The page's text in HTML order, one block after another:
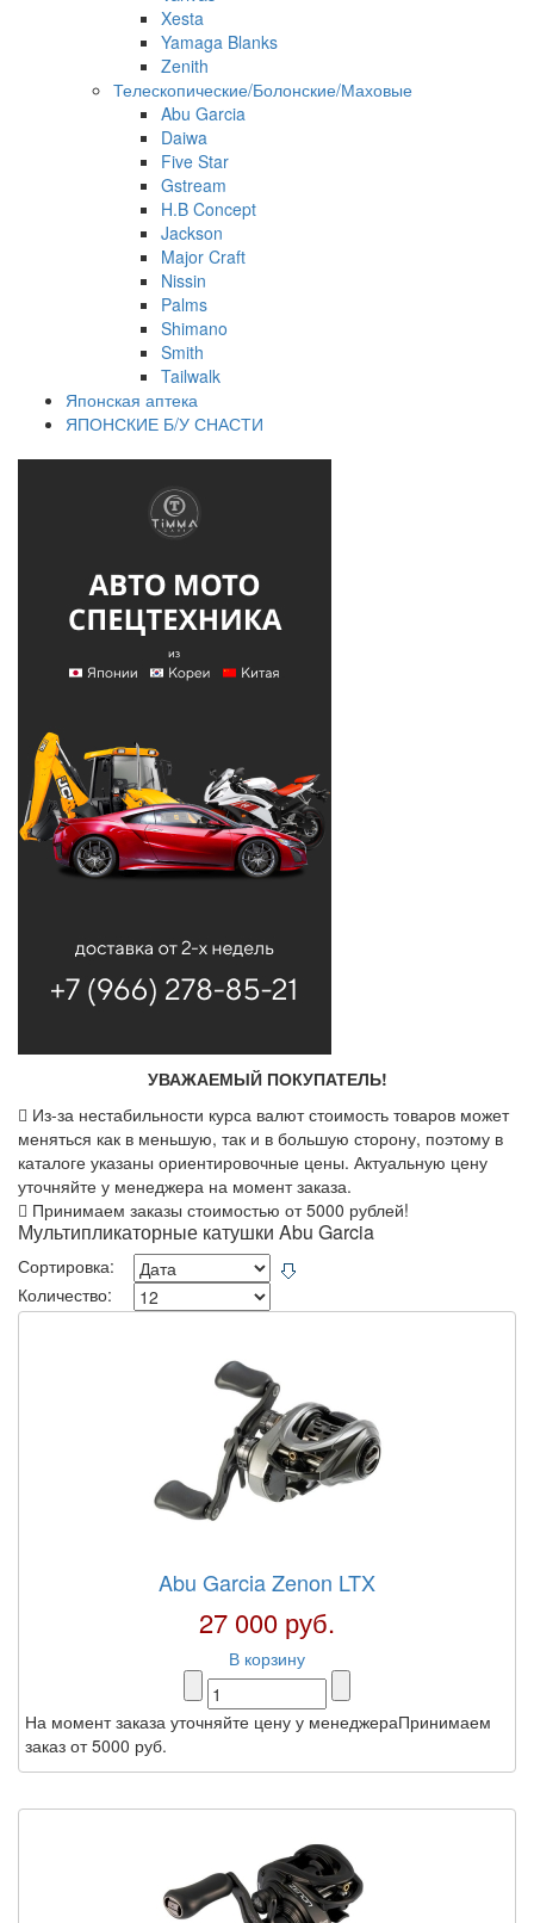
Xesta
Yamaga Blanks
Zenith
Телескопические/Болонские/Маховые
Abu Garcia
Daiwa
Five Star
Gstream
H.B Concept
Jackson
Major Craft
Nissin
Palms
Shimano
Smith
Tailwalk
Японская аптека
ЯПОНСКИЕ Б/У СНАСТИ
УВАЖАЕМЫЙ ПОКУПАТЕЛЬ!
Из-за нестабильности курса валют стоимость товаров может
меняться как в меньшую, так и в большую сторону, поэтому в
каталоге указаны ориентировочные цены. Актуальную цену
уточняйте у менеджера на момент заказа.
Принимаем заказы стоимостью от 5000 рублей!
Мультипликаторные катушки Abu Garcia
Сортировка:
Количество:
Abu Garcia Zenon LTX
27 000 руб.
В корзину
На момент заказа уточняйте цену у менеджераПринимаем
заказ от 5000 руб.